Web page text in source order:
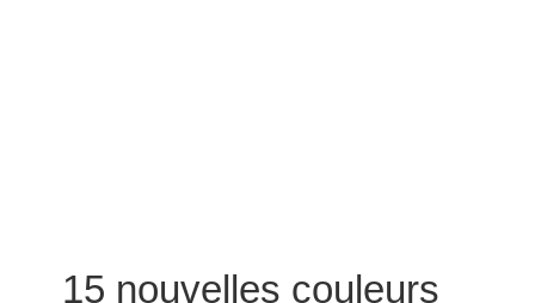
15 nouvelles couleurs